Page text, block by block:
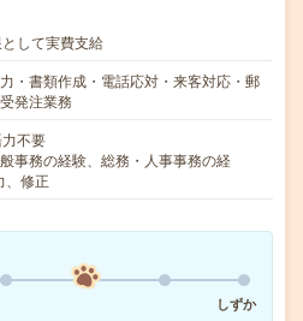
して実費支給
・書類作成・電話応対・来客対応・郵
発注業務
不要
事務の経験、総務・人事事務の経
修正
しずか